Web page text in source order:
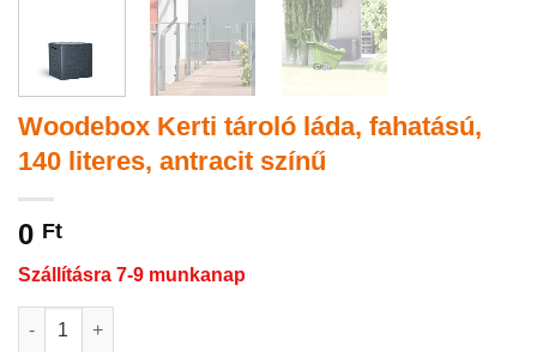
Woodebox Kerti tároló láda, fahatású,
140 literes, antracit színű
0 Ft
Szállításra 7-9 munkanap
Woodebox Kerti tároló láda, fahatású, 140 literes, antracit